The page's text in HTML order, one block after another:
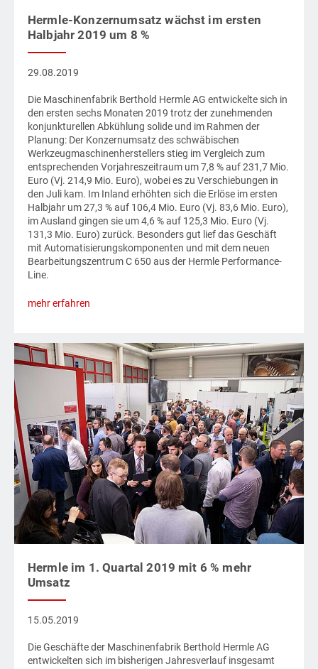
Hermle-Konzernumsatz wächst im ersten
Halbjahr 2019 um 8 %
29.08.2019
Die Maschinenfabrik Berthold Hermle AG entwickelte sich in
den ersten sechs Monaten 2019 trotz der zunehmenden
konjunkturellen Abkühlung solide und im Rahmen der
Planung: Der Konzernumsatz des schwäbischen
Werkzeugmaschinenherstellers stieg im Vergleich zum
entsprechenden Vorjahreszeitraum um 7,8 % auf 231,7 Mio.
Euro (Vj. 214,9 Mio. Euro), wobei es zu Verschiebungen in
den Juli kam. Im Inland erhöhten sich die Erlöse im ersten
Halbjahr um 27,3 % auf 106,4 Mio. Euro (Vj. 83,6 Mio. Euro),
im Ausland gingen sie um 4,6 % auf 125,3 Mio. Euro (Vj.
131,3 Mio. Euro) zurück. Besonders gut lief das Geschäft
mit Automatisierungskomponenten und mit dem neuen
Bearbeitungszentrum C 650 aus der Hermle Performance-
Line.
mehr erfahren
Hermle im 1. Quartal 2019 mit 6 % mehr
Umsatz
15.05.2019
Die Geschäfte der Maschinenfabrik Berthold Hermle AG
entwickelten sich im bisherigen Jahresverlauf insgesamt